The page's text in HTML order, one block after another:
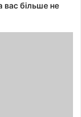
вас більше не